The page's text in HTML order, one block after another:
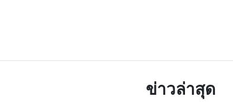
ข่าวล่าสุด